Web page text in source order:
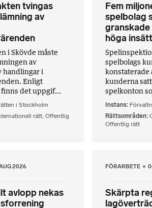
tvingas
av
i Skövde måste
av
handlingar i
Enligt
det uppgif...
i Stockholm
rätt, Offentlig
Fem
spelbolag
granskade
höga
spelbolags
konstaterade
kunderna
spelkonton
Instans
Rättsområden
Offentlig rätt
2026
avlopp nekas
FÖRARBETE
Skärpta